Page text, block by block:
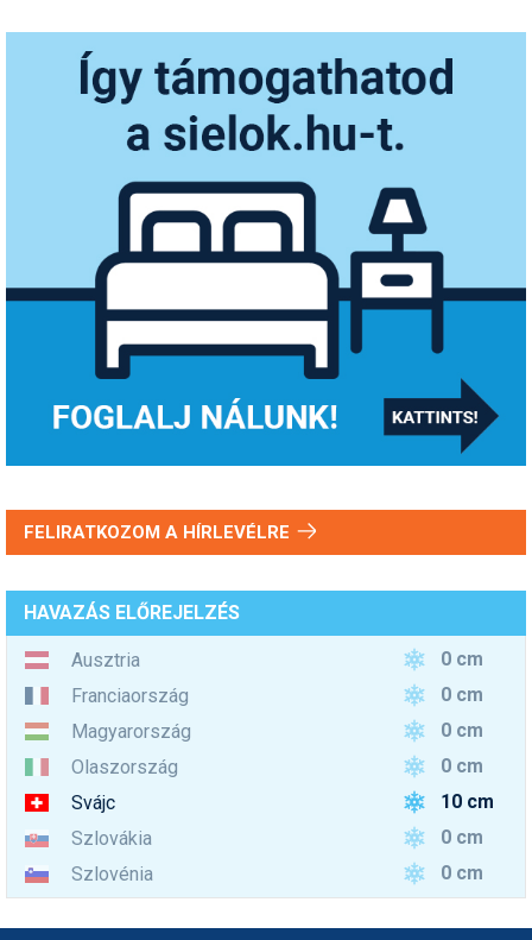
FELIRATKOZOM A HÍRLEVÉLRE
HAVAZÁS ELŐREJELZÉS
Ausztria
0 cm
Franciaország
0 cm
Magyarország
0 cm
Olaszország
0 cm
Svájc
10 cm
Szlovákia
0 cm
Szlovénia
0 cm